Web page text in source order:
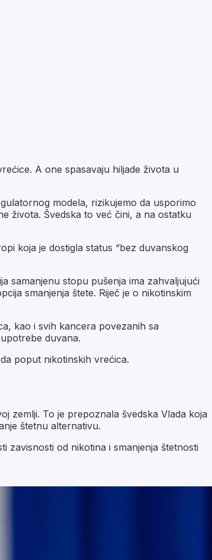
A one spasavaju hiljade života u
modela, rizikujemo da usporimo
života. Švedska to već čini, a na ostatku
koja je dostigla status “bez duvanskog
samanjenu stopu pušenja ima zahvaljujući
smanjenja štete. Riječ je o nikotinskim
kao i svih kancera povezanih sa
duvana.
poput nikotinskih vrećica.
zemlji. To je prepoznala švedska Vlada koja
štetnu alternativu.
zavisnosti od nikotina i smanjenja štetnosti